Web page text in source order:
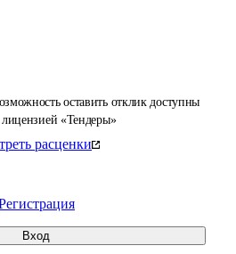
оставить отклик доступны
лицензией «Тендеры»
расценки
Вход